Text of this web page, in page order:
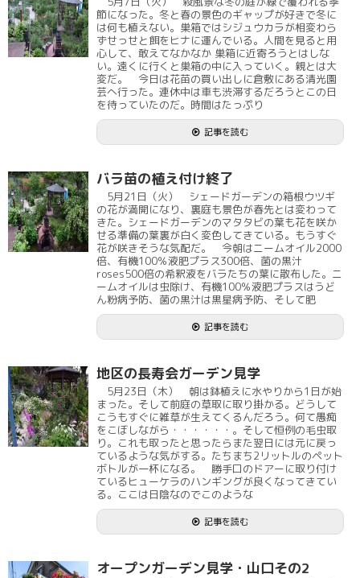
節になった。冬と春の景色のギャップが好きで冬に
は何も植えない。巣箱ではシジュウカラが相変わら
ずせっせと餌をヒナに運んでいる。人間を見ると用
心して、敢えてなかなか 巣箱に近寄ろうとはしな
い。遠くに行くと巣箱の中に入っていく。親とは大
変だ。 今日は花苗の買い出しに倉敷にある清光園
芸へ行った。連休中は車も渋滞するだろうとこの日
を待っていたのだ。時間はたっぷり
記事を読む
バラ苗の植え付け終了
5月21日（火） シェードガーデンの箱根ウツギ
の花が満開になり、裏庭も景色が春先とは変わって
きた。シェードガーデンのマタタビの葉も花を咲か
せる準備の葉裏が白く変色してきている。もうすぐ
花が咲きそうな気配だ。 今朝はニームオイル2000
倍、有機100％液肥プラス300倍、菌の黒汁
roses500倍の希釈液をバラたちの葉に散布した。ニ
ームオイルは虫除け、有機100％液肥プラスはうど
ん粉病予防、菌の黒汁は黒星病予防、そして肥
記事を読む
地区の長寿会ガーデン見学
5月23日（木） 朝は鉢植えに水やりから1日が始
まった。そして前庭の草取に取り掛かる。どうして
こうもすぐに雑草が生えてくるんだろう。何て愚痴
をこぼしながら・・・・・・。そして恒例の毛虫取
り。これも取ったと思ったらまた翌日には元に戻っ
ているような気がする。たちまち2リットルのペット
ボトルが一杯になる。 勝手口のドアーに取り付け
ているヒューケラのハンギングが良くなってきてい
る。ここは日陰なのでこのような
記事を読む
オープンガーデン見学・山口その2